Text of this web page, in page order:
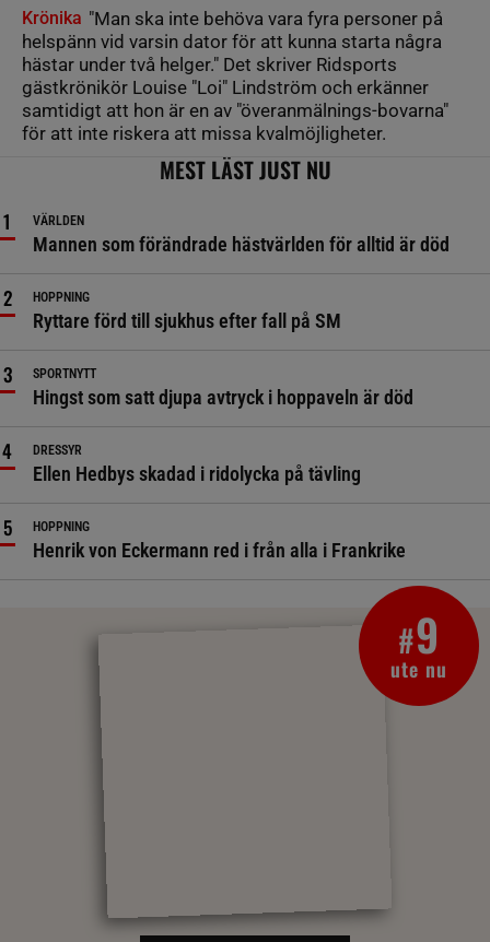
Krönika "Man ska inte behöva vara fyra personer på
helspänn vid varsin dator för att kunna starta några
hästar under två helger." Det skriver Ridsports
gästkrönikör Louise "Loi" Lindström och erkänner
samtidigt att hon är en av "överanmälnings-bovarna"
för att inte riskera att missa kvalmöjligheter.
MEST LÄST JUST NU
VÄRLDEN
Mannen som förändrade hästvärlden för alltid är död
HOPPNING
Ryttare förd till sjukhus efter fall på SM
SPORTNYTT
Hingst som satt djupa avtryck i hoppaveln är död
DRESSYR
Ellen Hedbys skadad i ridolycka på tävling
HOPPNING
Henrik von Eckermann red i från alla i Frankrike
#9
ute nu